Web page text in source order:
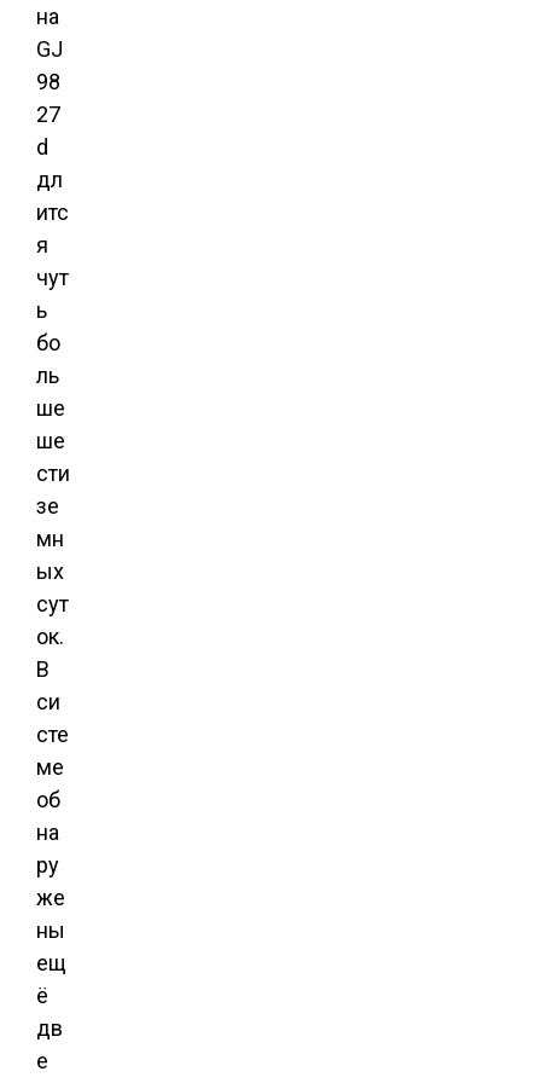
на
GJ
98
27
d
дл
итс
я
чут
ь
бо
ль
ше
ше
сти
зе
мн
ых
сут
ок.
В
си
сте
ме
об
на
ру
же
ны
ещ
ё
дв
е